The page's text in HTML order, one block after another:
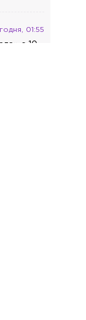
01:55
с 10